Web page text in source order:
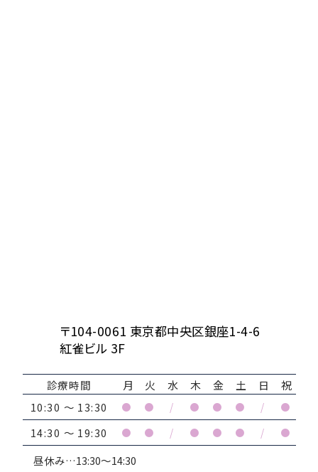
〒104-0061 東京都中央区銀座1-4-6
紅雀ビル 3F
診療時間 月 火 水 木 金 土 日
祝
10:30 ～ 13:30
● ● / ● ● ● / ●
14:30 ～ 19:30 ● ● / ● ● ● / ●
昼休み…13:30～14:30